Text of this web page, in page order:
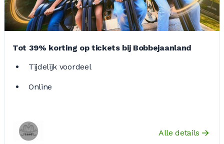
Tot 39% korting op tickets bij Bobbejaanland
Tijdelijk voordeel
Online
Alle details